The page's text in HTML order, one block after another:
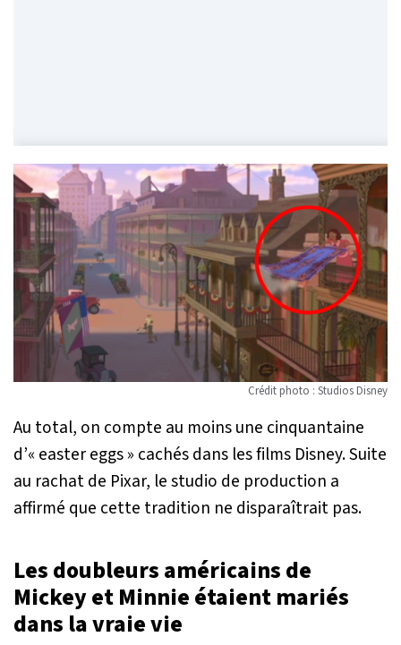
Crédit photo : Studios Disney
Au total, on compte au moins une cinquantaine
d’« easter eggs » cachés dans les films Disney. Suite
au rachat de Pixar, le studio de production a
affirmé que cette tradition ne disparaîtrait pas.
Les doubleurs américains de
Mickey et Minnie étaient mariés
dans la vraie vie